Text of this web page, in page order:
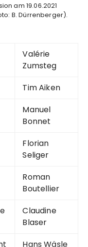
am 19.06.2021
B. Dürrenberger).
Valérie
Zumsteg
Tim Aiken
Manuel
Bonnet
Florian
Seliger
Roman
Boutellier
Claudine
Blaser
Hans Wäsle